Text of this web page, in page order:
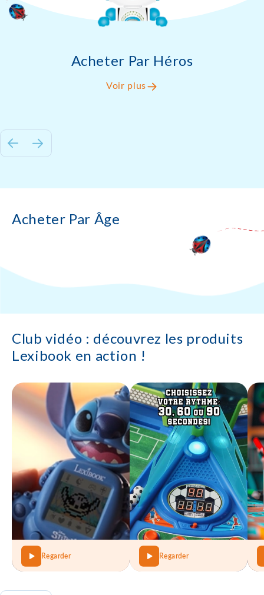
Acheter Par Héros
Voir plus
Acheter Par Âge
Club vidéo : découvrez les produits
Lexibook en action !
Regarder Regarder